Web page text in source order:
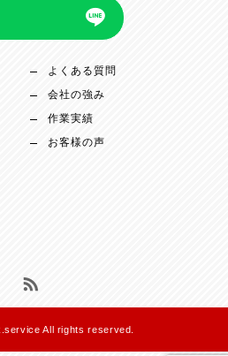
よくある質問
会社の強み
作業実績
お客様の声
All rights reserved.